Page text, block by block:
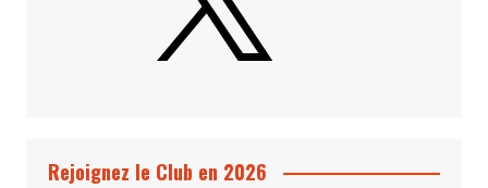
Rejoignez le Club en 2026